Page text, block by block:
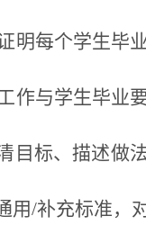
明每个学生毕
作与学生毕业
目标、描述做
用/补充标准，